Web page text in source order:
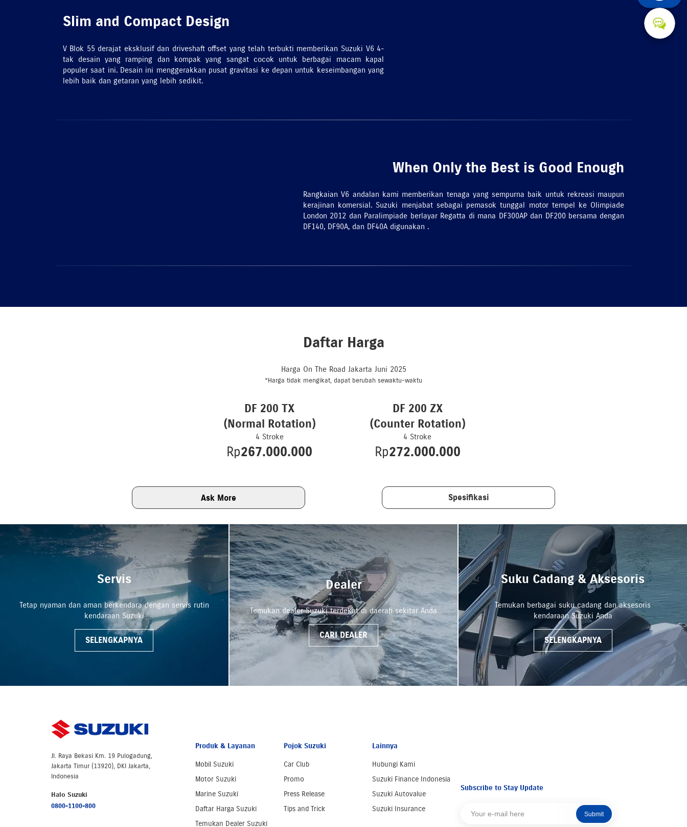
Slim and Compact Design
V Blok 55 derajat eksklusif dan driveshaft offset yang telah terbukti memberikan Suzuki V6 4-
tak desain yang ramping dan kompak yang sangat cocok untuk berbagai macam kapal
populer saat ini. Desain ini menggerakkan pusat gravitasi ke depan untuk keseimbangan yang
lebih baik dan getaran yang lebih sedikit.
When Only the Best is Good Enough
Rangkaian V6 andalan kami memberikan tenaga yang sempurna baik untuk rekreasi maupun
kerajinan komersial. Suzuki menjabat sebagai pemasok tunggal motor tempel ke Olimpiade
London 2012 dan Paralimpiade berlayar Regatta di mana DF300AP dan DF200 bersama dengan
DF140, DF90A, dan DF40A digunakan .
Daftar Harga
Harga On The Road Jakarta Juni 2025
*Harga tidak mengikat, dapat berubah sewaktu-waktu
DF 200 TX
(Normal Rotation)
4 Stroke
Rp267.000.000
DF 200 ZX
(Counter Rotation)
4 Stroke
Rp272.000.000
Ask More Spesifikasi
Servis
Tetap nyaman dan aman berkendara dengan servis rutin
kendaraan Suzuki
SELENGKAPNYA
Dealer
Temukan dealer Suzuki terdekat di daerah sekitar Anda
CARI DEALER
Suku Cadang & Aksesoris
Temukan berbagai suku cadang dan aksesoris
kendaraan Suzuki Anda
SELENGKAPNYA
Jl. Raya Bekasi Km. 19 Pulogadung,
Jakarta Timur (13920), DKI Jakarta,
Indonesia
Halo Suzuki
0800-1100-800
Produk & Layanan
Mobil Suzuki
Motor Suzuki
Marine Suzuki
Daftar Harga Suzuki
Temukan Dealer Suzuki
Pojok Suzuki
Car Club
Promo
Press Release
Tips and Trick
Lainnya
Hubungi Kami
Suzuki Finance Indonesia
Suzuki Autovalue
Suzuki Insurance
Subscribe to Stay Update
Submit